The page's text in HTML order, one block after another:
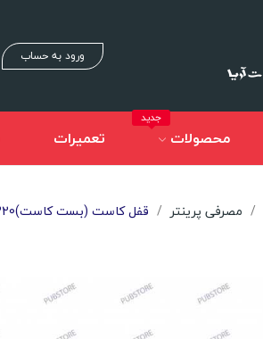
ورود به حساب
محصولات
جدید
تعمیرات
مصرفی پرینتر قفل کاست (بست کاست)Hp 1320